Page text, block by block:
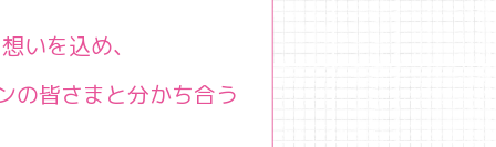
いを込め、
の皆さまと分かち合う